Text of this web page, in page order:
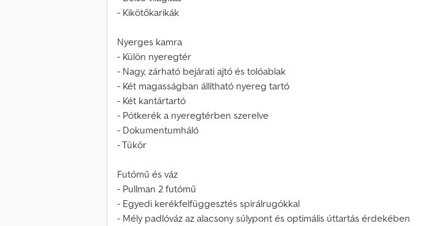
- Kikötőkarikák
Nyerges kamra
- Külön nyeregtér
- Nagy, zárható bejárati ajtó és tolóablak
- Két magasságban állítható nyereg tartó
- Két kantártartó
- Pótkerék a nyeregtérben szerelve
- Dokumentumháló
- Tükör
Futómű és váz
- Pullman 2 futómű
- Egyedi kerékfelfüggesztés spirálrugókkal
- Mély padlóváz az alacsony súlypont és optimális úttartás érdekében